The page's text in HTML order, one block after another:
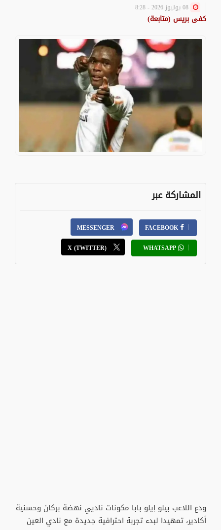
كفى بريس (متابعة)
المشاركة عبر
FACEBOOK
MESSENGER
WHATSAPP
X (TWITTER)
ودع اللاعب بيلو إيلو بابا مكونات ناديي نهضة بركان وحسنية
أكادير، تمهيدا لبدء تجربة احترافية جديدة مع نادي العين